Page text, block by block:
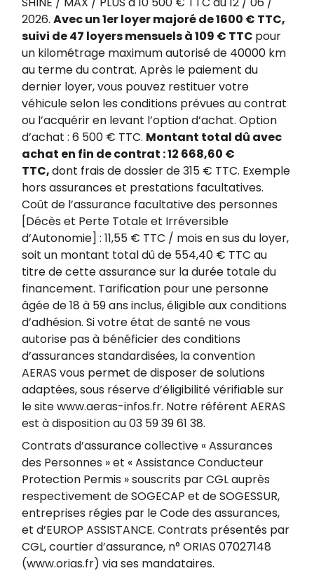
2026. Avec un 1er loyer majoré de 1600 € TTC,
suivi de 47 loyers mensuels à 109 € TTC pour
un kilométrage maximum autorisé de 40000 km
au terme du contrat. Après le paiement du
dernier loyer, vous pouvez restituer votre
véhicule selon les conditions prévues au contrat
ou l’acquérir en levant l’option d’achat. Option
d’achat : 6 500 € TTC. Montant total dû avec
achat en fin de contrat : 12 668,60 €
TTC,dont frais de dossier de 315 € TTC. Exemple
hors assurances et prestations facultatives.
Coût de l’assurance facultative des personnes
[Décès et Perte Totale et Irréversible
d’Autonomie] : 11,55 € TTC / mois en sus du loyer,
soit un montant total dû de 554,40 € TTC au
titre de cette assurance sur la durée totale du
financement. Tarification pour une personne
âgée de 18 à 59 ans inclus, éligible aux conditions
d’adhésion. Si votre état de santé ne vous
autorise pas à bénéficier des conditions
d’assurances standardisées, la convention
AERAS vous permet de disposer de solutions
adaptées, sous réserve d’éligibilité vérifiable sur
le site www.aeras-infos.fr. Notre référent AERAS
est à disposition au 03 59 39 61 38.
Contrats d’assurance collective « Assurances
des Personnes » et « Assistance Conducteur
Protection Permis » souscrits par CGL auprès
respectivement de SOGECAP et de SOGESSUR,
entreprises régies par le Code des assurances,
et d’EUROP ASSISTANCE. Contrats présentés par
CGL, courtier d’assurance, n° ORIAS 07027148
(www.orias.fr) via ses mandataires.